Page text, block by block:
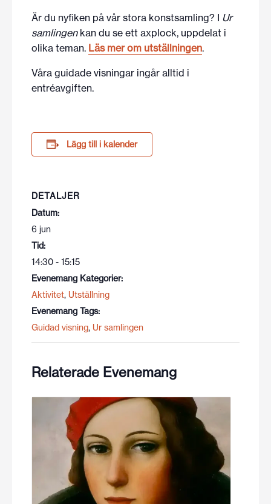
Är du nyfiken på vår stora konstsamling? I Ur
samlingenkan du se ett axplock, uppdelat i
olika teman. Läs mer om utställningen.
Våra guidade visningar ingår alltid i
entréavgiften.
Lägg till i kalender
DETALJER
Datum:
6 jun
Tid:
14:30 - 15:15
Evenemang Kategorier:
Aktivitet, Utställning
Evenemang Tags:
Guidad visning, Ur samlingen
Relaterade Evenemang